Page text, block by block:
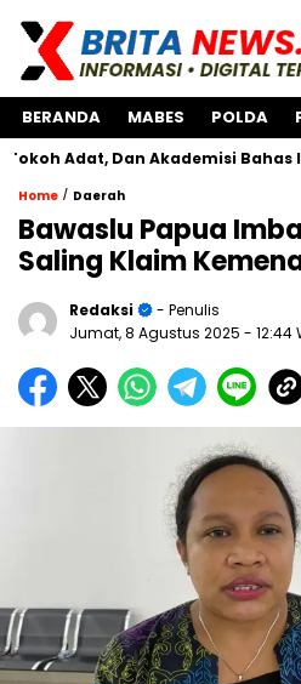
BERANDA MABES POLDA
Dan Akademisi Bahas Isu
Home / Daerah
Bawaslu Papua
Saling Klaim
Redaksi
- Penulis
Jumat, 8 Agustus 2025 - 12:44